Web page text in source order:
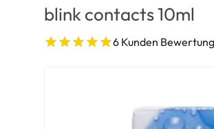
Acuvue
Biotrue
blink contacts 10ml
6 Kunden